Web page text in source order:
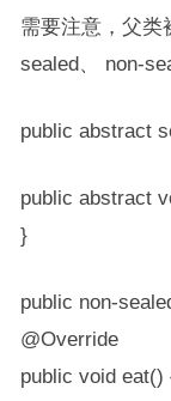
需要注意，父类
sealed、 non-
public abstract
public abstract
}
public non-
@Override
public void eat()